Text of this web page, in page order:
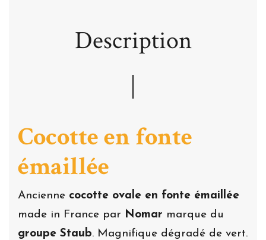
Description
Cocotte en fonte
émaillée
Ancienne cocotte ovale en fonte émaillée
made in France par Nomar marque du
groupe Staub. Magnifique dégradé de vert.